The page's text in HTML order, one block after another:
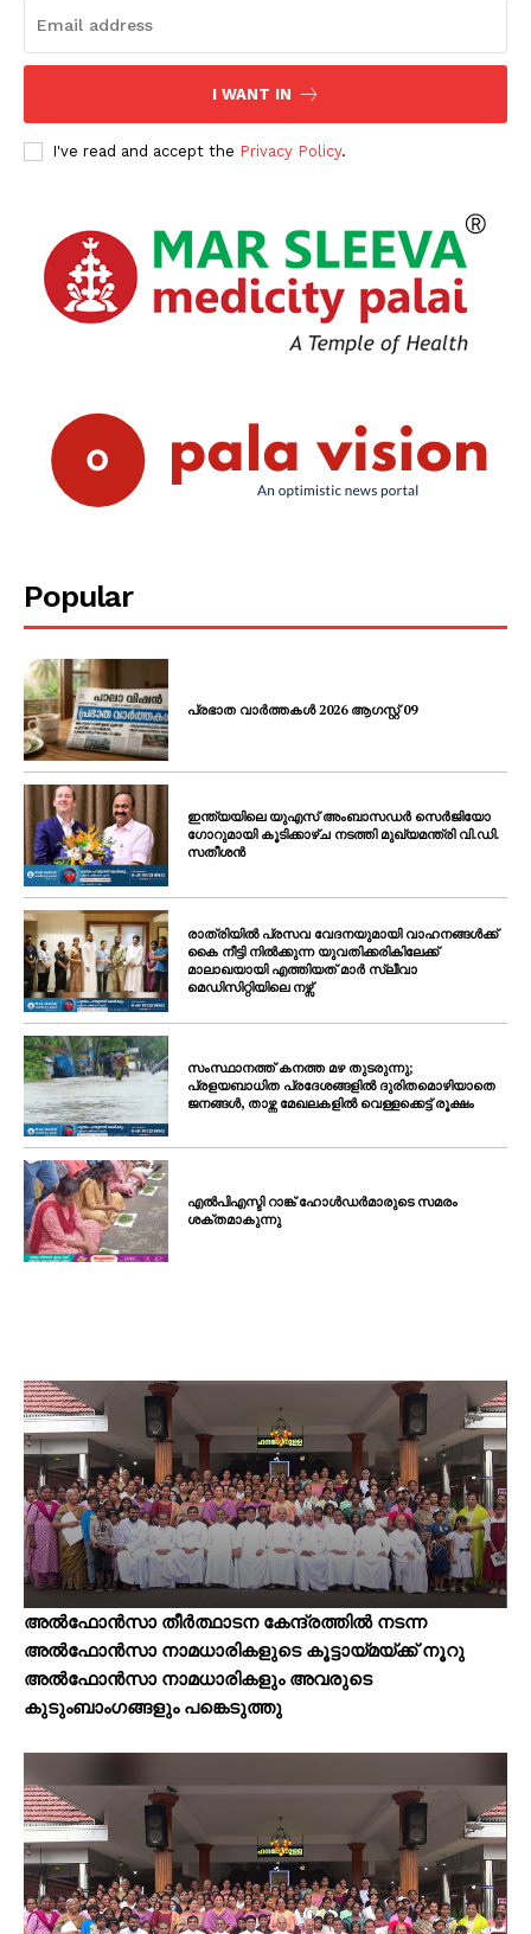
I WANT IN
I've read and accept the Privacy Policy.
Popular
പ്രഭാത വാർത്തകൾ 2026 ആഗസ്റ്റ് 09
ഇന്ത്യയിലെ യുഎസ് അംബാസഡർ സെർജിയോ
ഗോറുമായി കൂടിക്കാഴ്ച നടത്തി മുഖ്യമന്ത്രി വി.ഡി.
സതീശൻ
രാത്രിയിൽ പ്രസവ വേദനയുമായി വാഹനങ്ങൾക്ക്
കൈ നീട്ടി നിൽക്കുന്ന യുവതിക്കരികിലേക്ക്
മാലാഖയായി എത്തിയത് മാർ സ്ലീവാ
മെഡിസിറ്റിയിലെ നഴ്സ്
സംസ്ഥാനത്ത് കനത്ത മഴ തുടരുന്നു;
പ്രളയബാധിത പ്രദേശങ്ങളിൽ ദുരിതമൊഴിയാതെ
ജനങ്ങൾ, താഴ്ന്ന മേഖലകളിൽ വെള്ളക്കെട്ട് രൂക്ഷം
എൽപിഎസ്ടി റാങ്ക് ഹോൾഡർമാരുടെ സമരം
ശക്തമാകുന്നു
അൽഫോൻസാ തീർത്ഥാടന കേന്ദ്രത്തിൽ നടന്ന
അൽഫോൻസാ നാമധാരികളുടെ കൂട്ടായ്‌മയ്ക്ക് നൂറു
അൽഫോൻസാ നാമധാരികളും അവരുടെ
കുടുംബാംഗങ്ങളും പങ്കെടുത്തു